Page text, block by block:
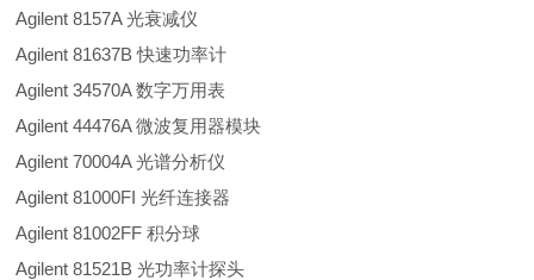
Agilent 8157A 光衰减仪
Agilent 81637B 快速功率计
Agilent 34570A 数字万用表
Agilent 44476A 微波复用器模块
Agilent 70004A 光谱分析仪
Agilent 81000FI 光纤连接器
Agilent 81002FF 积分球
Agilent 81521B 光功率计探头